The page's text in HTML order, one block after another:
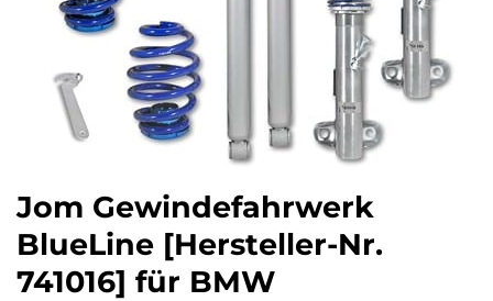
Jom Gewindefahrwerk
BlueLine [Hersteller-Nr.
741016] für BMW